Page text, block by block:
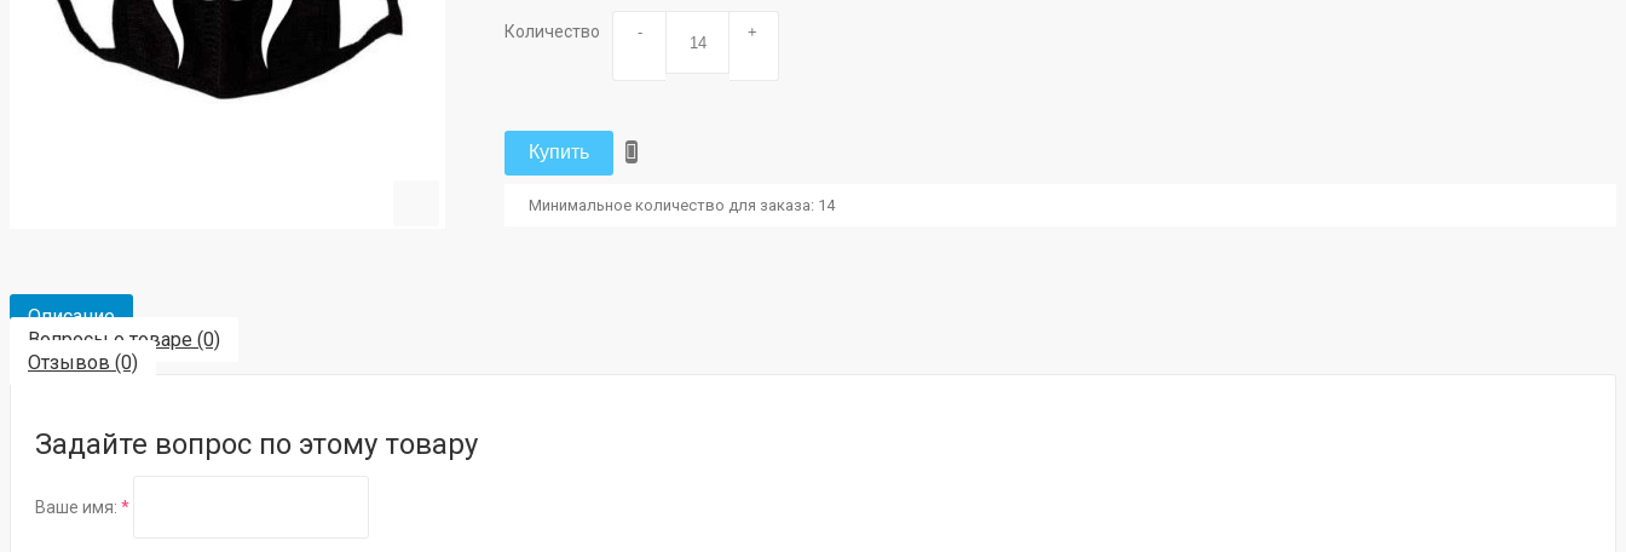
Количество - +
Купить
Минимальное количество для заказа: 14
Описание
Вопросы о товаре (0)
Отзывов (0)
Задайте вопрос по этому товару
Ваше имя: